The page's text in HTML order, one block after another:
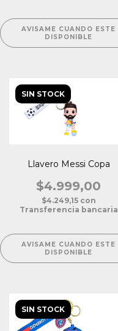
AVISAME CUANDO ESTE
DISPONIBLE
SIN STOCK
Llavero Messi Copa
$4.999,00
$4.249,15 con
Transferencia bancaria
AVISAME CUANDO ESTE
DISPONIBLE
SIN STOCK